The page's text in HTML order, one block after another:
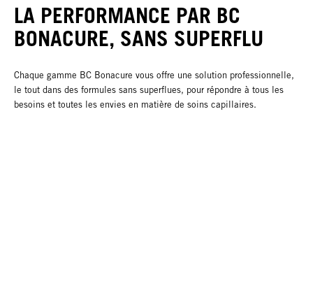
LA PERFORMANCE PAR BC
BONACURE, SANS SUPERFLU
Chaque gamme BC Bonacure vous offre une solution professionnelle,
le tout dans des formules sans superflues, pour répondre à tous les
besoins et toutes les envies en matière de soins capillaires.